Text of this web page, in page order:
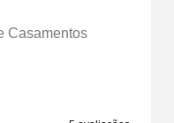
Casamentos